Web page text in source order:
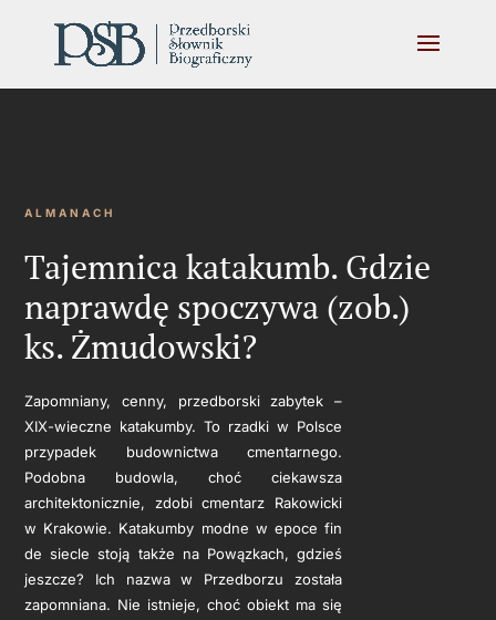
ALMANACH
Tajemnica katakumb. Gdzie
naprawdę spoczywa (zob.)
ks. Żmudowski?
Zapomniany, cenny, przedborski zabytek –
XIX-wieczne katakumby. To rzadki w Polsce
przypadek budownictwa cmentarnego.
Podobna budowla, choć ciekawsza
architektonicznie, zdobi cmentarz Rakowicki
w Krakowie. Katakumby modne w epoce fin
de siecle stoją także na Powązkach, gdzieś
jeszcze? Ich nazwa w Przedborzu została
zapomniana. Nie istnieje, choć obiekt ma się